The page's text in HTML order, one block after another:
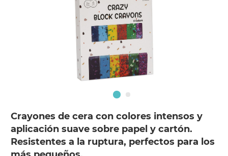
Crayones de cera con colores intensos y
aplicación suave sobre papel y cartón.
Resistentes a la ruptura, perfectos para los